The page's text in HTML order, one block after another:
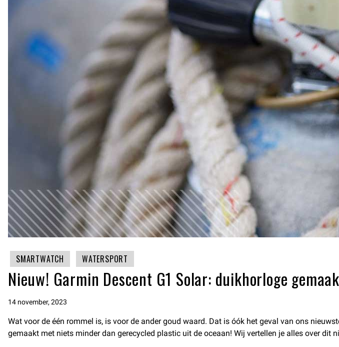
SMARTWATCH WATERSPORT
Nieuw! Garmin Descent G1 Solar: duikhorloge
14 november, 2023
Wat voor de één rommel is, is voor de ander goud waard. Dat is óók het geval van ons
gemaakt met niets minder dan gerecycled plastic uit de oceaan! Wij vertellen je alles over dit